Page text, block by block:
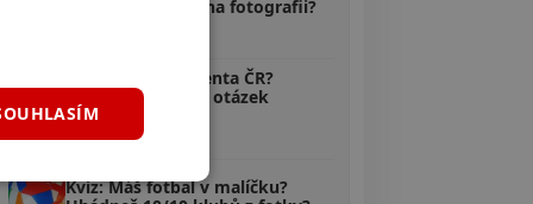
Uhodneš, kdo je na fotografii?
Kvíz: Znáš prezidenta ČR?
Odpovíš na 10/10 otázek
správně?
38 komentářů
Kvíz: Máš fotbal v malíčku?